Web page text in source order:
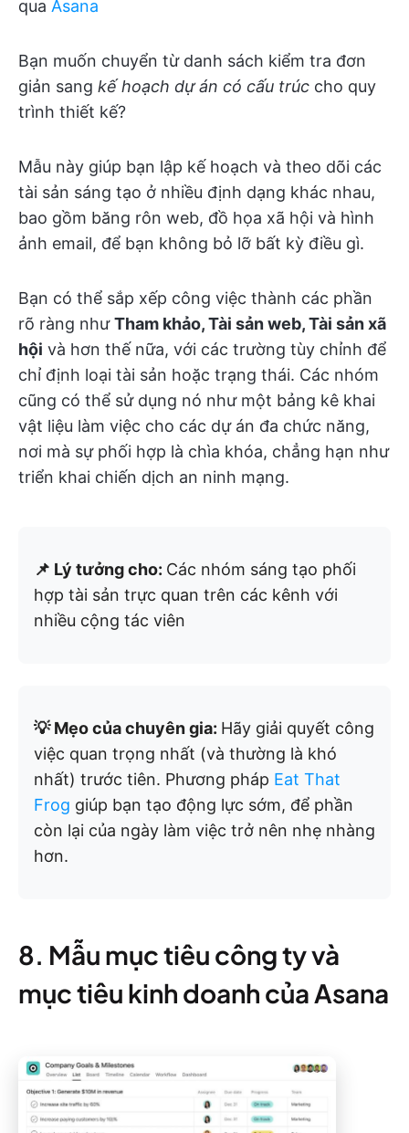
qua Asana
Bạn muốn chuyển từ danh sách kiểm tra đơn
giản sang kế hoạch dự án có cấu trúc cho quy
trình thiết kế?
Mẫu này giúp bạn lập kế hoạch và theo dõi các
tài sản sáng tạo ở nhiều định dạng khác nhau,
bao gồm băng rôn web, đồ họa xã hội và hình
ảnh email, để bạn không bỏ lỡ bất kỳ điều gì.
Bạn có thể sắp xếp công việc thành các phần
rõ ràng nhưTham khảo, Tài sản web, Tài sản xã
hội và hơn thế nữa, với các trường tùy chỉnh để
chỉ định loại tài sản hoặc trạng thái. Các nhóm
cũng có thể sử dụng nó như một bảng kê khai
vật liệu làm việc cho các dự án đa chức năng,
nơi mà sự phối hợp là chìa khóa, chẳng hạn như
triển khai chiến dịch an ninh mạng.
📌 Lý tưởng cho: Các nhóm sáng tạo phối
hợp tài sản trực quan trên các kênh với
nhiều cộng tác viên
💡 Mẹo của chuyên gia: Hãy giải quyết công
việc quan trọng nhất (và thường là khó
nhất) trước tiên. Phương pháp Eat That
Frog giúp bạn tạo động lực sớm, để phần
còn lại của ngày làm việc trở nên nhẹ nhàng
hơn.
8. Mẫu mục tiêu công ty và
mục tiêu kinh doanh của Asana